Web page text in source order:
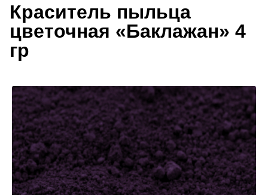
Краситель пыльца
цветочная «Баклажан» 4
гр